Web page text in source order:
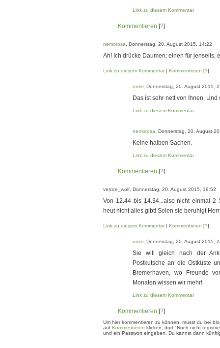
Link zu diesem Kommentar
Kommentieren [?]
nemorosa , Donnerstag, 20. August 2015, 14:22
Ah! Ich drücke Daumen; einen für jenseits,
Link zu diesem Kommentar| Kommentieren [?]
nnier, Donnerstag, 20. August 2015,
Das ist sehr nett von Ihnen.
Link zu diesem Kommentar
nemorosa , Donnerstag, 20. August
Keine halben Sachen.
Link zu diesem Kommentar
Kommentieren [?]
venice_wolf, Donnerstag, 20. August 2015, 19:52
Von 12.44 bis 14.34...also nicht einmal 2
heut nicht alles gibt! Seien sie beruhigt
Link zu diesem Kommentar| Kommentieren [?]
nnier, Donnerstag, 20. August 2015,
Sie will gleich nach der
Postkutsche an die Ostküste
Bremerhaven, wo Freunde
Monaten wissen wir mehr!
Link zu diesem Kommentar
Kommentieren [?]
Um hier kommentieren zu können, musst du bei
auf Kommentieren klicken, dort "Noch nicht
und ein Passwort eingeben. Du kannst dann